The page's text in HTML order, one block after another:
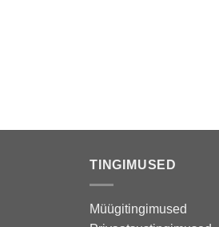
TINGIMUSED
Müügitingimused